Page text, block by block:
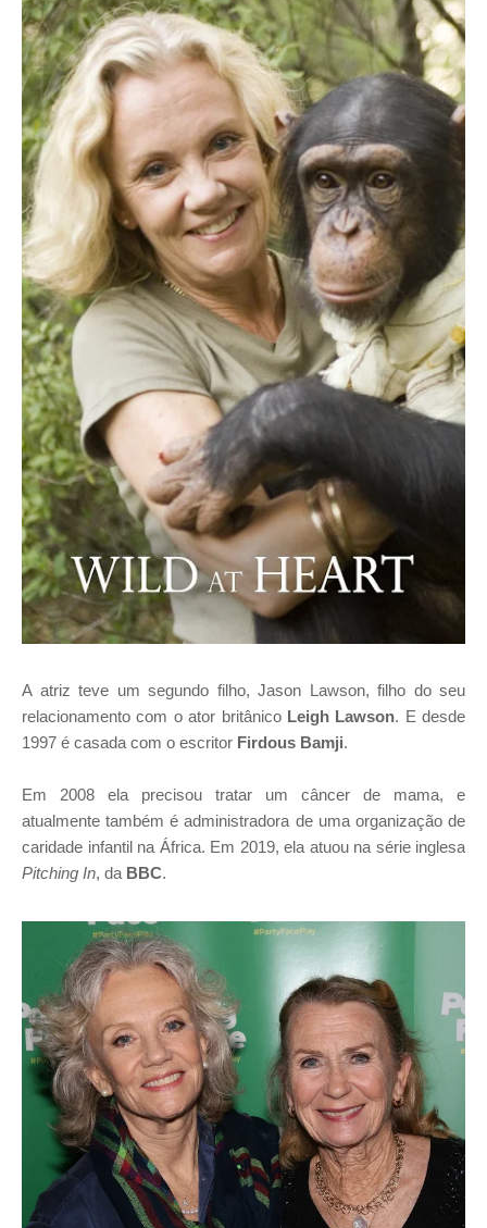
A atriz teve um segundo filho, Jason Lawson, filho do seu
relacionamento com o ator britânico Leigh Lawson. E desde
1997 é casada com o escritor Firdous Bamji.
Em 2008 ela precisou tratar um câncer de mama, e
atualmente também é administradora de uma organização de
caridade infantil na África. Em 2019, ela atuou na série inglesa
Pitching In, da BBC.